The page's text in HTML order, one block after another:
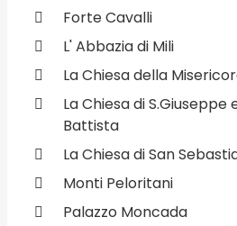
Forte Cavalli
L' Abbazia di Mili
La Chiesa della
La Chiesa di S.Giuseppe
Battista
La Chiesa di San
Monti Peloritani
Palazzo Moncada